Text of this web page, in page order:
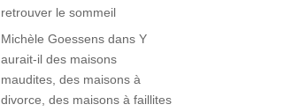
retrouver le sommeil
Michèle Goessens dansY
aurait-il des maisons
maudites, des maisons à
divorce, des maisons à faillites